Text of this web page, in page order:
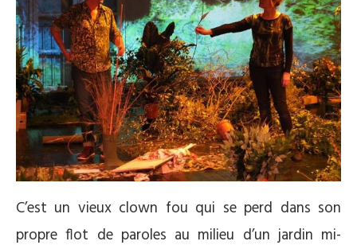
C’est un vieux clown fou qui se perd dans son
propre flot de paroles au milieu d’un jardin mi-